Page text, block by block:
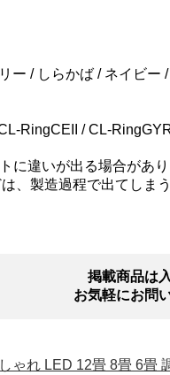
ー / しらかば / ネイビー
RingCEII / CL-
に違いが出る場合があり
、製造過程で出てしま
掲載商品は
お気軽にお問
れ LED 12畳 8畳 6畳